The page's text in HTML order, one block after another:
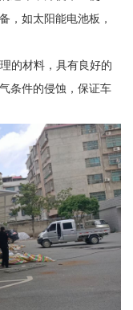
，如太阳能电池板，
的材料，具有良好的
条件的侵蚀，保证车